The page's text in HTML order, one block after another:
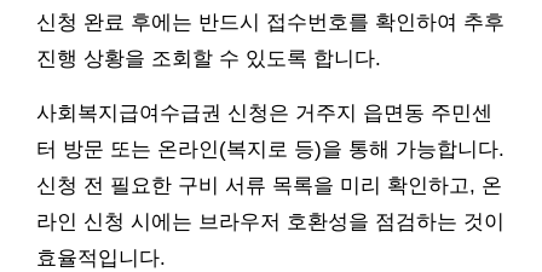
신청 완료 후에는 반드시 접수번호를 확인하여 추후
진행 상황을 조회할 수 있도록 합니다.
사회복지급여수급권 신청은 거주지 읍면동 주민센
터 방문 또는 온라인(복지로 등)을 통해 가능합니다.
신청 전 필요한 구비 서류 목록을 미리 확인하고, 온
라인 신청 시에는 브라우저 호환성을 점검하는 것이
효율적입니다.